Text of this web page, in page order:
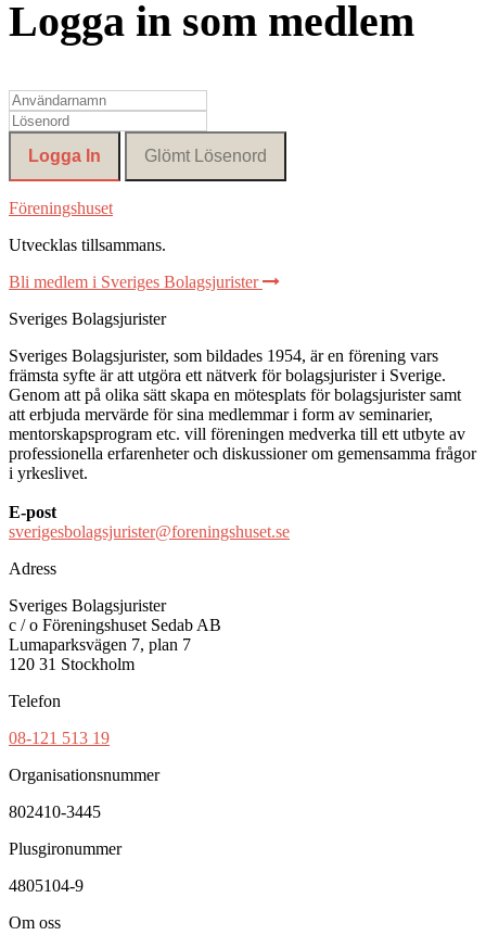
Logga in som medlem
Föreningshuset
Utvecklas tillsammans.
Bli medlem i Sveriges Bolagsjurister
Sveriges Bolagsjurister
Sveriges Bolagsjurister, som bildades 1954, är en förening vars
främsta syfte är att utgöra ett nätverk för bolagsjurister i Sverige.
Genom att på olika sätt skapa en mötesplats för bolagsjurister samt
att erbjuda mervärde för sina medlemmar i form av seminarier,
mentorskapsprogram etc. vill föreningen medverka till ett utbyte av
professionella erfarenheter och diskussioner om gemensamma frågor
i yrkeslivet.
E-post
sverigesbolagsjurister@foreningshuset.se
Adress
Sveriges Bolagsjurister
c / o Föreningshuset Sedab AB
Lumaparksvägen 7, plan 7
120 31 Stockholm
Telefon
08-121 513 19
Organisationsnummer
802410-3445
Plusgironummer
4805104-9
Om oss